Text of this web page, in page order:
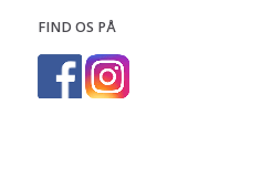
FIND OS PÅ